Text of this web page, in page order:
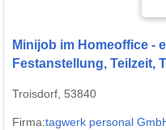
Minijob im Homeoffice -
Festanstellung, Teilzeit,
Troisdorf, 53840
Firma:tagwerk personal